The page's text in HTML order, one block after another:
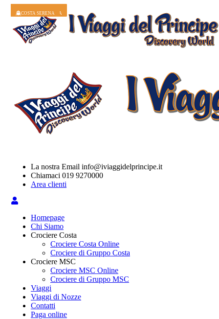
La nostra Email info@iviaggidelprincipe.it
Chiamaci 019 9270000
Area clienti
Homepage
Chi Siamo
Crociere Costa
Crociere Costa Online
Crociere di Gruppo Costa
Crociere MSC
Crociere MSC Online
Crociere di Gruppo MSC
Viaggi
Viaggi di Nozze
Contatti
Paga online
COSTA SERENA
COSTA TOSCANA
COSTA SMERALDA
COSTA TOSCANA
COSTA TOSCANA
COSTA FASCINOSA
COSTA FASCINOSA
COSTA SMERALDA
COSTA SERENA